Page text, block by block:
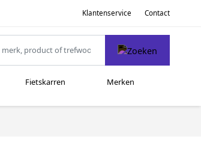
Klantenservice Contact
Fietskarren Merken